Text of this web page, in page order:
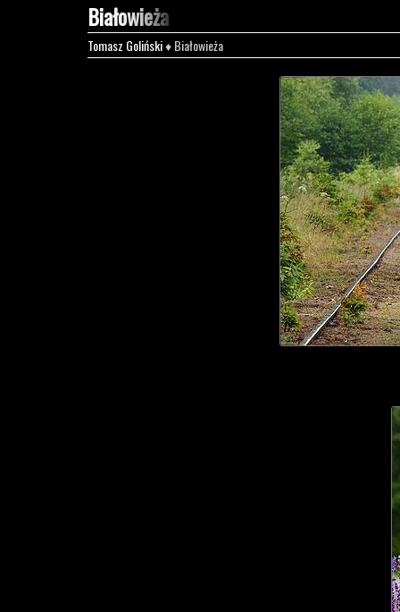
Białowieża
Tomasz Goliński♦ Białowieża